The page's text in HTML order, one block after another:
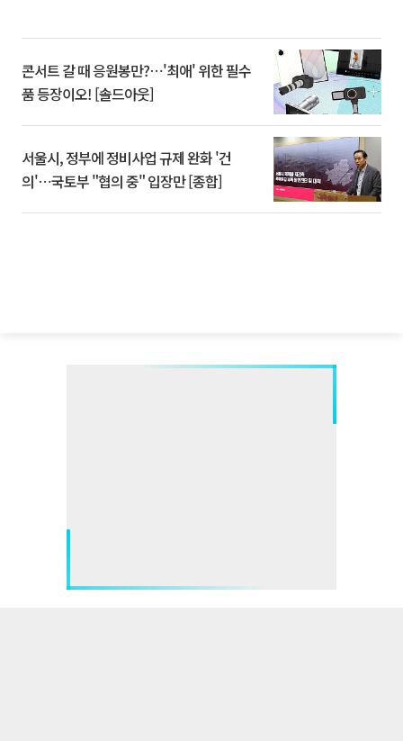
콘서트 갈 때 응원봉만?⋯'최애' 위한 필수
품 등장이오! [솔드아웃]
서울시, 정부에 정비사업 규제 완화 '건
의'⋯국토부 "협의 중" 입장만 [종합]